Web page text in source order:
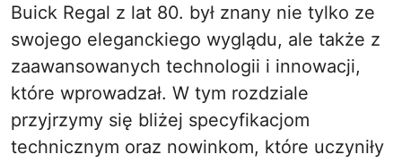
Buick Regal z lat 80. był znany nie tylko ze
swojego eleganckiego wyglądu, ale także z
zaawansowanych technologii i innowacji,
które wprowadzał. W tym rozdziale
przyjrzymy się bliżej specyfikacjom
technicznym oraz nowinkom, które uczyniły